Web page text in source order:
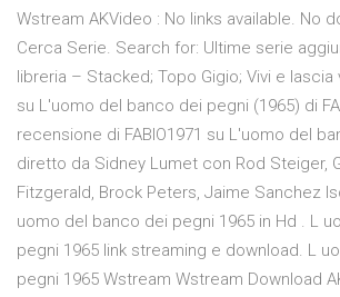
Wstream AKVideo : No links available. No
Cerca Serie. Search for: Ultime serie
libreria – Stacked; Topo Gigio; Vivi e
su L'uomo del banco dei pegni (1965) di
recensione di FABIO1971 su L'uomo del
diretto da Sidney Lumet con Rod Steiger,
Fitzgerald, Brock Peters, Jaime Sanchez
uomo del banco dei pegni 1965 in Hd . L
pegni 1965 link streaming e download. L
pegni 1965 Wstream Wstream Download